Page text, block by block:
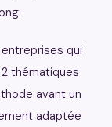
qui
thématiques
avant un
adaptée